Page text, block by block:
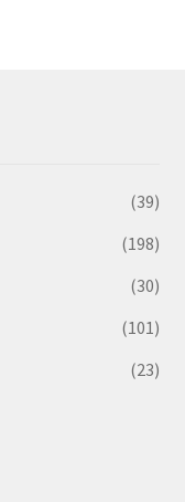
(39)
(198)
(30)
(101)
(23)